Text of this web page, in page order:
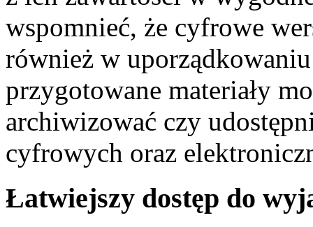
wspomnieć, że cyfrowe
również w
przygotowane materiały
archiwizować czy
cyfrowych oraz
Łatwiejszy dostęp do